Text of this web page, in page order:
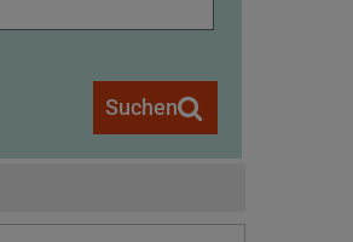
Suchen